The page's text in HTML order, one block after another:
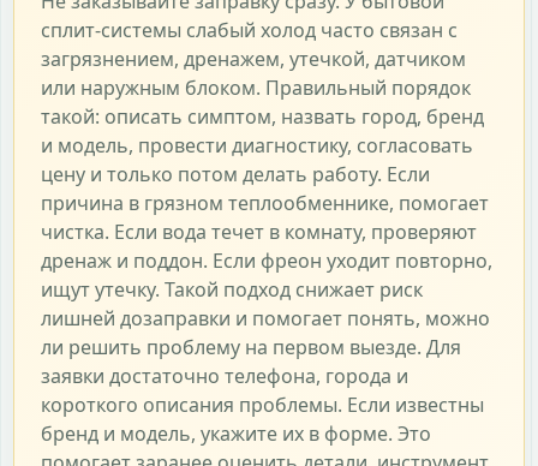
сплит-системы слабый холод часто связан с
загрязнением, дренажем, утечкой, датчиком
или наружным блоком. Правильный порядок
такой: описать симптом, назвать город, бренд
и модель, провести диагностику, согласовать
цену и только потом делать работу. Если
причина в грязном теплообменнике, помогает
чистка. Если вода течет в комнату, проверяют
дренаж и поддон. Если фреон уходит повторно,
ищут утечку. Такой подход снижает риск
лишней дозаправки и помогает понять, можно
ли решить проблему на первом выезде. Для
заявки достаточно телефона, города и
короткого описания проблемы. Если известны
бренд и модель, укажите их в форме. Это